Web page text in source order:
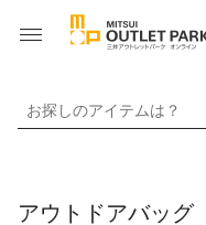
お探しのアイテムは？
アウトドアバッグ